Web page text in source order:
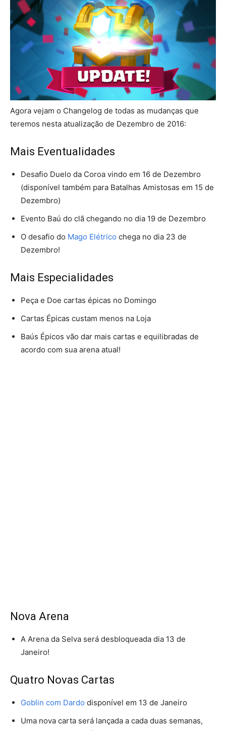
Agora vejam o Changelog de todas as mudanças que
teremos nesta atualização de Dezembro de 2016:
Mais Eventualidades
Desafio Duelo da Coroa vindo em 16 de Dezembro
(disponível também para Batalhas Amistosas em 15 de
Dezembro)
Evento Baú do clã chegando no dia 19 de Dezembro
O desafio do Mago Elétrico chega no dia 23 de
Dezembro!
Mais Especialidades
Peça e Doe cartas épicas no Domingo
Cartas Épicas custam menos na Loja
Baús Épicos vão dar mais cartas e equilibradas de
acordo com sua arena atual!
Nova Arena
A Arena da Selva será desbloqueada dia 13 de
Janeiro!
Quatro Novas Cartas
Goblin com Dardo disponível em 13 de Janeiro
Uma nova carta será lançada a cada duas semanas,